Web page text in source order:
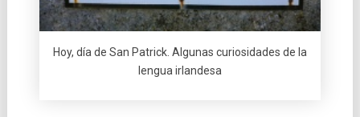
Hoy, dí­a de San Patrick. Algunas curiosidades de la
lengua irlandesa